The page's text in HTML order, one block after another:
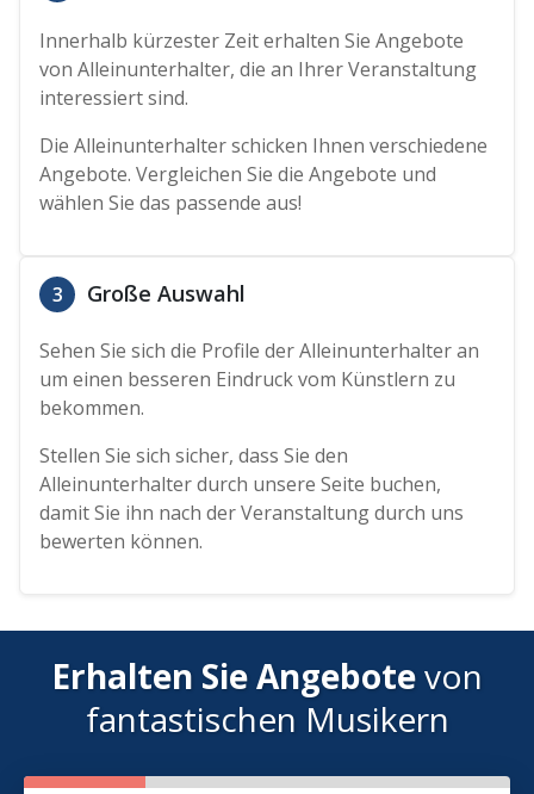
Innerhalb kürzester Zeit erhalten Sie Angebote
von Alleinunterhalter, die an Ihrer Veranstaltung
interessiert sind.
Die Alleinunterhalter schicken Ihnen verschiedene
Angebote. Vergleichen Sie die Angebote und
wählen Sie das passende aus!
3 Große Auswahl
Sehen Sie sich die Profile der Alleinunterhalter an
um einen besseren Eindruck vom Künstlern zu
bekommen.
Stellen Sie sich sicher, dass Sie den
Alleinunterhalter durch unsere Seite buchen,
damit Sie ihn nach der Veranstaltung durch uns
bewerten können.
Erhalten Sie Angebotevon
fantastischen Musikern